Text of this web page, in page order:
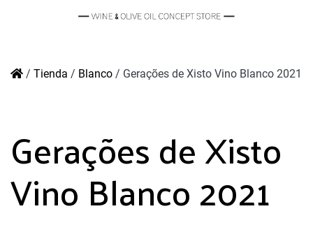
/ Tienda / Blanco / Gerações de Xisto Vino Blanco 2021
Gerações de Xisto
Vino Blanco 2021